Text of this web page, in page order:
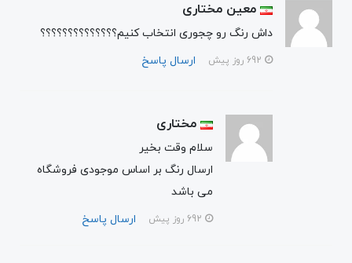
معین مختاری
داش رنگ رو چجوری انتخاب کنیم؟؟؟؟؟؟؟؟؟؟؟؟؟؟
ارسال پاسخ
مختاری
سلام وقت بخیر
ارسال رنگ بر اساس موجودی فروشگاه
می باشد
ارسال پاسخ